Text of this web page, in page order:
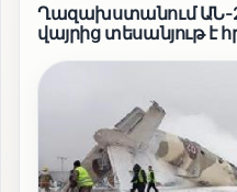
Ղազախստանում ԱՆ-
վայրից տեսանյութ է